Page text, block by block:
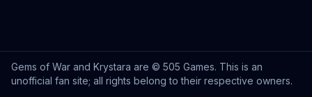
Gems of War and Krystara are © 505 Games. This is an
unofficial fan site; all rights belong to their respective owners.